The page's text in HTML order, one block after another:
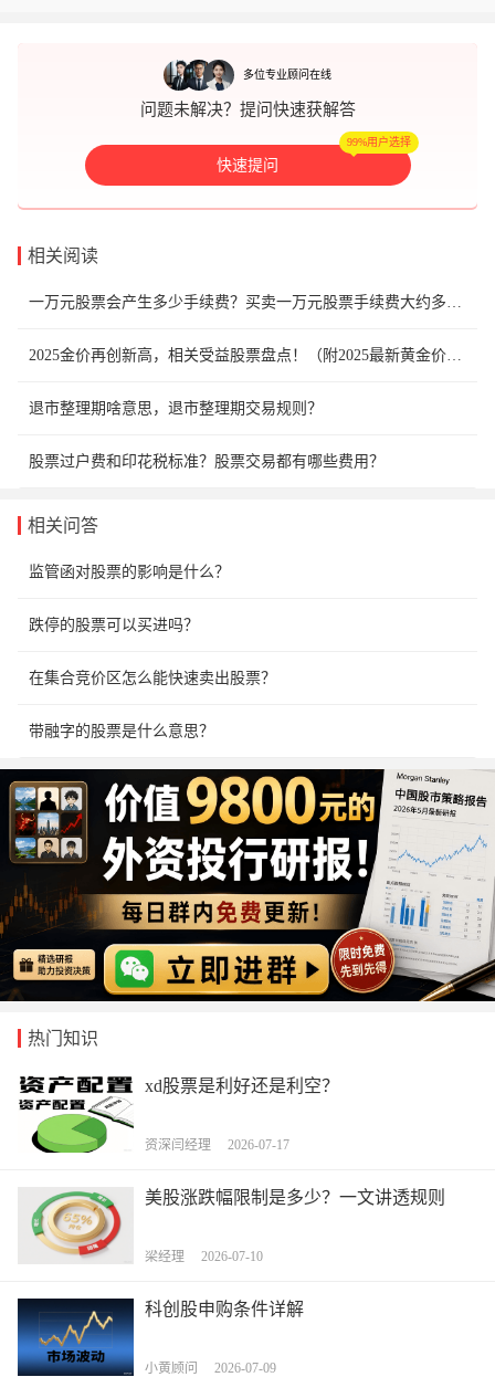
多位专业顾问在线
问题未解决？提问快速获解答
快速提问
99%用户选择
相关阅读
一万元股票会产生多少手续费？买卖一万元股票手续费大约多少？
2025金价再创新高，相关受益股票盘点！（附2025最新黄金价格表）
退市整理期啥意思，退市整理期交易规则？
股票过户费和印花税标准？股票交易都有哪些费用？
相关问答
监管函对股票的影响是什么？
跌停的股票可以买进吗？
在集合竞价区怎么能快速卖出股票？
带融字的股票是什么意思？
热门知识
xd股票是利好还是利空？
资深闫经理 2026-07-17
美股涨跌幅限制是多少？一文讲透规则
梁经理 2026-07-10
科创股申购条件详解
小黄顾问 2026-07-09